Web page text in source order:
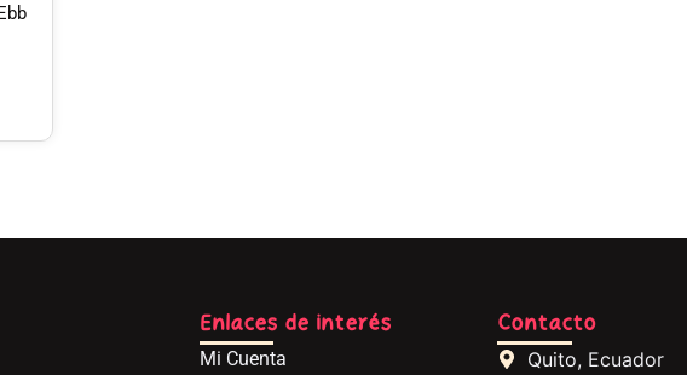
Enlaces de interés
Mi Cuenta
Contacto
Quito, Ecuador